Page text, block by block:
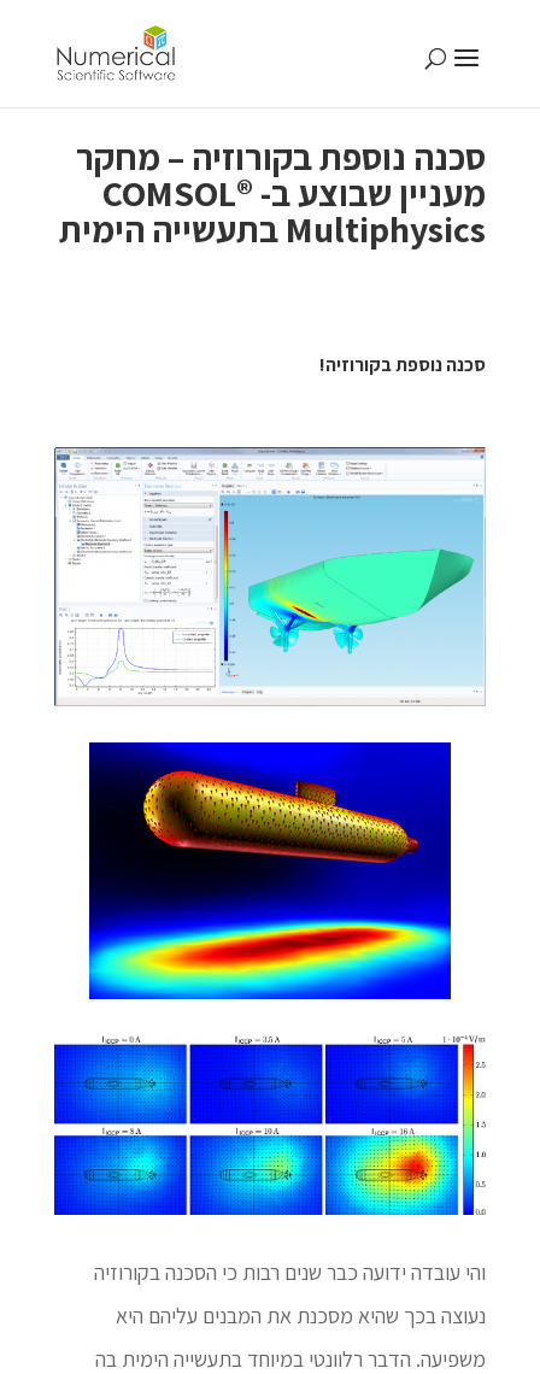
סכנה נוספת בקורוזיה – מחקר
מעניין שבוצע ב- ®COMSOL
Multiphysics בתעשייה הימית
סכנה נוספת בקורוזיה!
והי עובדה ידועה כבר שנים רבות כי הסכנה בקורוזיה
נעוצה בכך שהיא מסכנת את המבנים עליהם היא
משפיעה. הדבר רלוונטי במיוחד בתעשייה הימית בה